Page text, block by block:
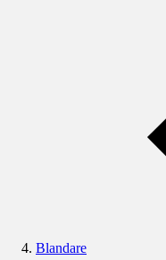
Blandare